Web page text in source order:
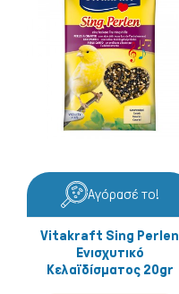
Αγόρασέ το!
Vitakraft Sing Perlen
Ενισχυτικό
Κελαϊδίσματος 20gr